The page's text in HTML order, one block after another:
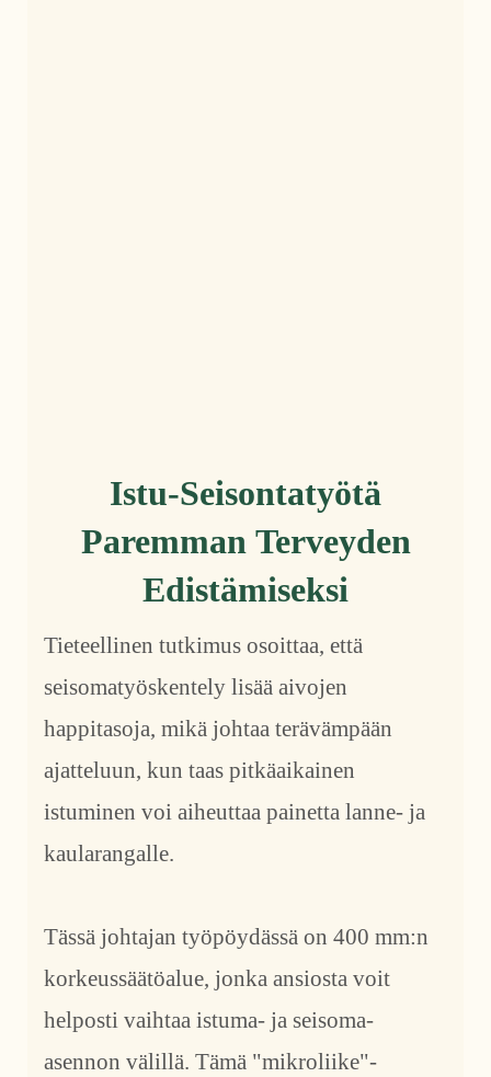
Istu-Seisontatyötä
Paremman Terveyden
Edistämiseksi
Tieteellinen tutkimus osoittaa, että
seisomatyöskentely lisää aivojen
happitasoja, mikä johtaa terävämpään
ajatteluun, kun taas pitkäaikainen
istuminen voi aiheuttaa painetta lanne- ja
kaularangalle.
Tässä johtajan työpöydässä on 400 mm:n
korkeussäätöalue, jonka ansiosta voit
helposti vaihtaa istuma- ja seisoma-
asennon välillä. Tämä "mikroliike"-